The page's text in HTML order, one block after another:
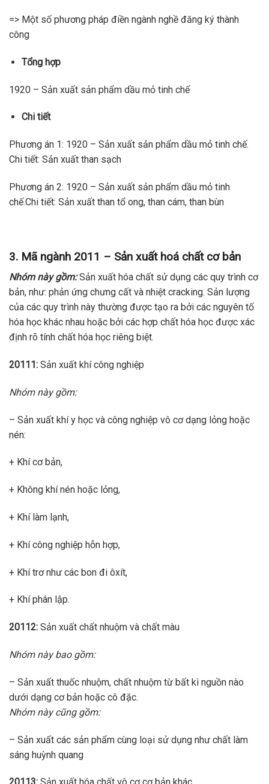
=> Một số phương pháp điền ngành nghề đăng ký thành
công
Tổng hợp
1920 – Sản xuất sản phẩm dầu mỏ tinh chế
Chi tiết
Phương án 1: 1920 – Sản xuất sản phẩm dầu mỏ tinh chế.
Chi tiết: Sản xuất than sạch
Phương án 2: 1920 – Sản xuất sản phẩm dầu mỏ tinh
chế.Chi tiết: Sản xuất than tổ ong, than cám, than bùn
3. Mã ngành 2011 – Sản xuất hoá chất cơ bản
Nhóm này gồm:Sản xuất hóa chất sử dụng các quy trình cơ
bản, như: phản ứng chưng cất và nhiệt cracking. Sản lượng
của các quy trình này thường được tạo ra bởi các nguyên tố
hóa học khác nhau hoặc bởi các hợp chất hóa học được xác
định rõ tính chất hóa học riêng biệt.
20111: Sản xuất khí công nghiệp
Nhóm này gồm:
– Sản xuất khí y học và công nghiệp vô cơ dạng lỏng hoặc
nén:
+ Khí cơ bản,
+ Không khí nén hoặc lỏng,
+ Khí làm lạnh,
+ Khí công nghiệp hỗn hợp,
+ Khí trơ như các bon đi ôxít,
+ Khí phân lập.
20112: Sản xuất chất nhuộm và chất màu
Nhóm này bao gồm:
– Sản xuất thuốc nhuộm, chất nhuộm từ bất kì nguồn nào
dưới dạng cơ bản hoặc cô đặc.
Nhóm này cũng gồm:
– Sản xuất các sản phẩm cùng loại sử dụng như chất làm
sáng huỳnh quang